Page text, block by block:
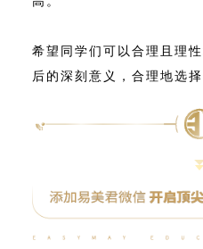
希望同学们可以合理且理
后的深刻意义，合理地选